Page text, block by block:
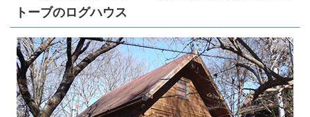
トーブのログハウス